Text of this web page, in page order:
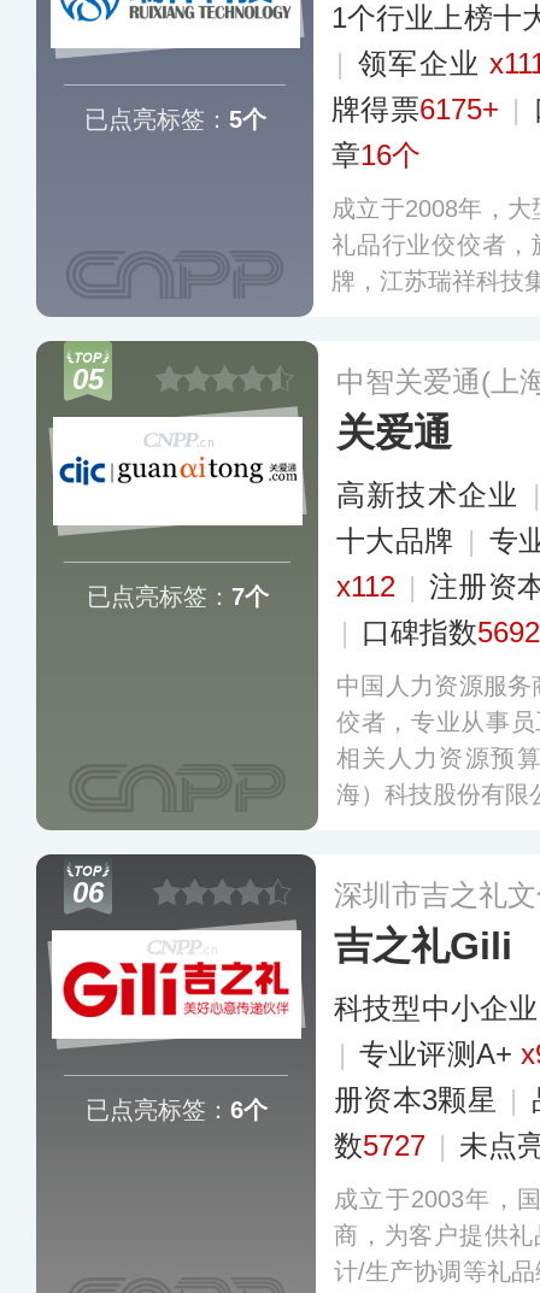
已点亮标签： 5个
1个行业上榜十
| 领军企业
牌得票6175+ |
章16个
成立于2008年，
礼品行业佼佼者，
牌，江苏瑞祥科技
05
已点亮标签： 7个
中智关爱通(上
关爱通
高新技术企业
十大品牌 | 专
x112 | 注册资
| 口碑指数5692
中国人力资源服
佼者，专业从事
相关人力资源预
海）科技股份有
06
已点亮标签： 6个
深圳市吉之礼
吉之礼Gili
科技型中小企业
| 专业评测A+
册资本3颗星 |
数5727 | 未点
成立于2003年，
商，为客户提供
计/生产协调等礼